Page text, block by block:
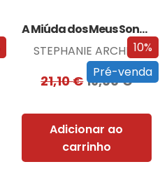
10%
Pré-venda
A Miúda dos Meus Sonhos – Edição…
STEPHANIE ARCHER
21,10€19,00€
Adicionar ao
carrinho